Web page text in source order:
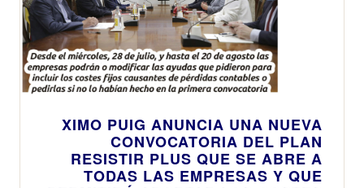
XIMO PUIG ANUNCIA UNA NUEVA
CONVOCATORIA DEL PLAN
RESISTIR PLUS QUE SE ABRE A
TODAS LAS EMPRESAS Y QUE